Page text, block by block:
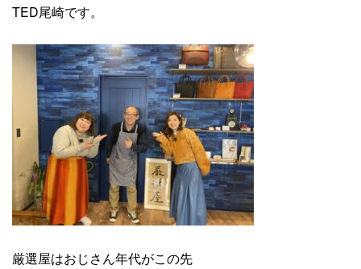
TED尾崎です。
厳選屋はおじさん年代がこの先